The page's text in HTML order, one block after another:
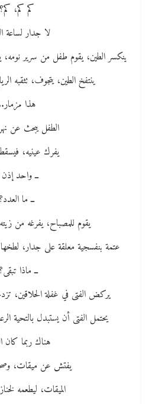
كم كم، كم؟
لا جدار لساعة
ينكسر الطين، يقوم طفل من سرير
ينتفخ الطين، يتجوف، تثقبه
هذا
الطفل يبحث عن
يفرك عينيه،
ــ واحد
ــ ما
يقوم للمصباح، يفرغه من
عتمة بنفسجية معلقة على جدار،
ــ ماذا
يركض الفتى في غفلة الحلاقين،
يحتمل الفتى أن يستبدل بالتحية
هناك ربما كان
يفتش عن ميقات،
الميقات، ليطعمه